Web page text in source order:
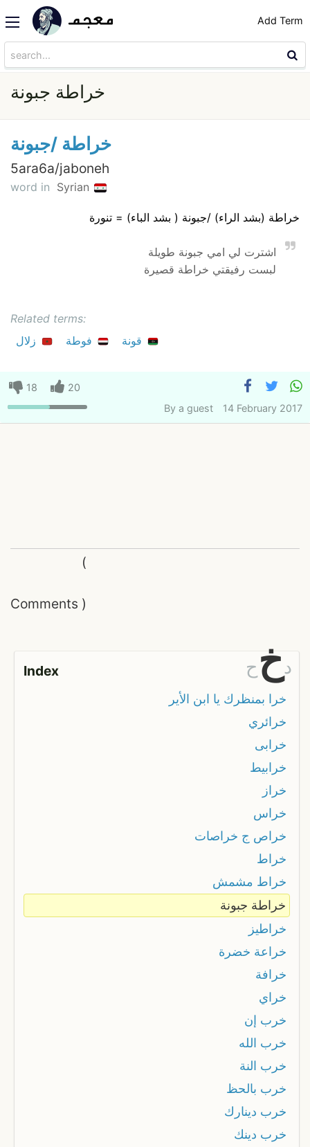
Add Term
خراطة جبونة
خراطة /جبونة
5ara6a/jaboneh
word in Syrian
خراطة (بشد الراء) /جبونة ( بشد الباء) = تنورة
اشترت لي امي جبونة طويلة
لبست رفيقتي خراطة قصيرة
Related terms:
زلال
فوطة قونة
18
20
By a guest 14 February 2017
Comments
(
)
Index ح خد
خرا بمنظرك يا ابن الأير
خرائري
خرابى
خرابيط
خراز
خراس
خراص ج خراصات
خراط
خراط مشمش
خراطة جبونة
خراطيز
خراعة خضرة
خرافة
خراي
خرب إن
خرب الله
خرب النة
خرب بالحظ
خرب دينارك
خرب دينك